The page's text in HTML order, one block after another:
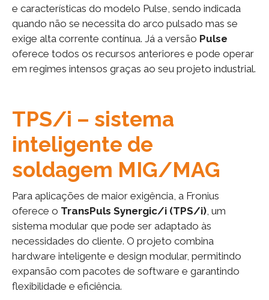
e características do modelo Pulse, sendo indicada
quando não se necessita do arco pulsado mas se
exige alta corrente contínua. Já a versão Pulse
oferece todos os recursos anteriores e pode operar
em regimes intensos graças ao seu projeto industrial.
TPS/i – sistema
inteligente de
soldagem MIG/MAG
Para aplicações de maior exigência, a Fronius
oferece o TransPuls Synergic/i (TPS/i) , um
sistema modular que pode ser adaptado às
necessidades do cliente. O projeto combina
hardware inteligente e design modular, permitindo
expansão com pacotes de software e garantindo
flexibilidade e eficiência.